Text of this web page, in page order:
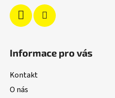
Informace pro vás
Kontakt
O nás